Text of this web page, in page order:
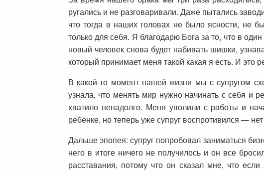
ругались и не разговаривали. Даже пытались
что тогда в наших головах не было ясности, не
только для себя. Я благодарю Бога за то, что в
новый человек снова будет набивать шишки,
который принимает меня такой какая я есть. И это
В какой-то момент нашей жизни мы с супругом
узнала, что менять мир нужно начинать с себя и
хватило ненадолго. Меня уволили с работы и
ребенке, но теперь уже супруг воспротивился —
Дальше эпопея: супруг попробовал заниматься
него в итоге ничего не получилось и он все
расставания, потому что он сказал мне, что